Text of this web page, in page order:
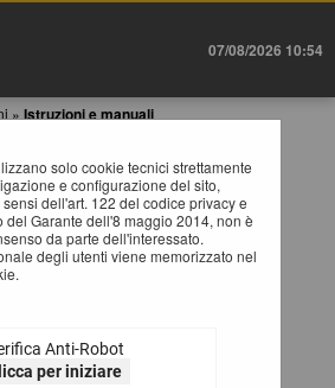
07/08/2026 10:54
» Istruzioni e manuali
solo cookie tecnici strettamente
e configurazione del sito,
dell'art. 122 del codice privacy e
del Garante dell'8 maggio 2014, non è
da parte dell'interessato.
degli utenti viene memorizzato nel
Anti-Robot
per iniziare
di supporto per operare con la
portale
un offerta telematica
operatori economici
notorio modifica SPID
DGUE elettronico